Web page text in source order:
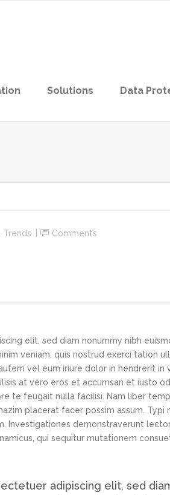
Solutions Data
Trends Comments
elit, sed diam nonummy nibh
veniam, quis nostrud exerci tation
vel eum iriure dolor in hendrerit
at vero eros et accumsan et iusto
te feugait nulla facilisi. Nam liber
placerat facer possim assum. Typi
Investigationes demonstraverunt
qui sequitur mutationem
adipiscing elit, sed